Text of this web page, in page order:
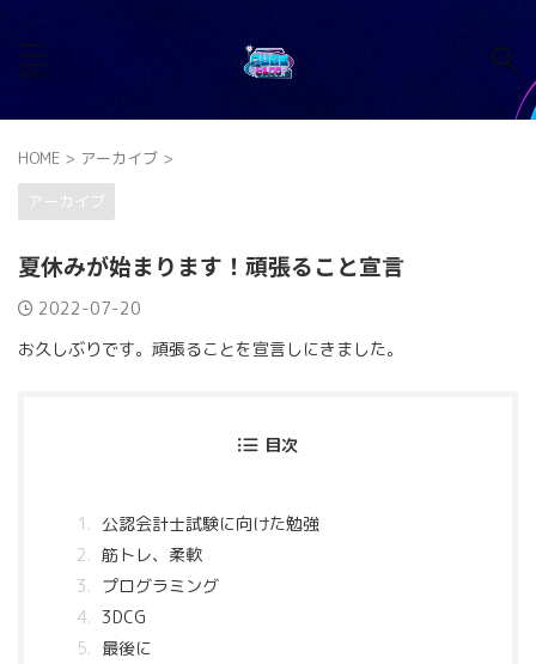
HOME > アーカイブ >
アーカイブ
夏休みが始まります！頑張ること宣言
2022-07-20
お久しぶりです。頑張ることを宣言しにきました。
目次
公認会計士試験に向けた勉強
筋トレ、柔軟
プログラミング
3DCG
最後に